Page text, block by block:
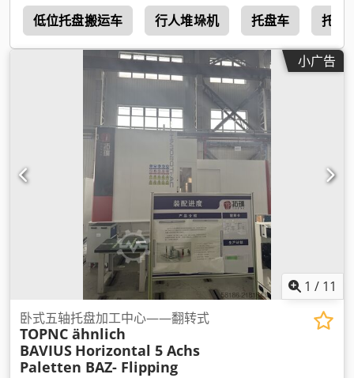
低位托盘搬运车 行人堆垛机 托盘车 托盘
小广告
1 / 11
卧式五轴托盘加工中心——翻转式
TOPNC ähnlich
BAVIUS Horizontal 5 Achs
Paletten BAZ- Flipping